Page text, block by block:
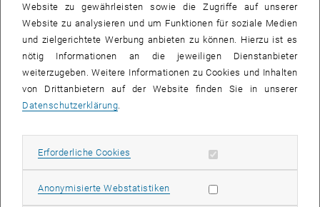
>>Übernehmen Sie Führung bei digitale Transformationsprozessen
und führen Sie Ihre Organisation zuoperativer Exzellenz
Wann? Dienstag 1. September 2026 von 16:30 bis 17:30 Uhr MESZ
Wo? Online, via ZOOM
Wie? Session in English, bitte melden Sie sich hier kostenlos an, um
KALENDEREINTRAG
Website zu gewährleisten sowie die Zugriffe auf unserer
Website zu analysieren und um Funktionen für soziale Medien
und zielgerichtete Werbung anbieten zu können. Hierzu ist es
nötig Informationen an die jeweiligen Dienstanbieter
weiterzugeben. Weitere Informationen zu Cookies und Inhalten
von Drittanbietern auf der Website finden Sie in unserer
Datenschutzerklärung
Erforderliche Cookies Erforderliche Cookies zulassen
Anonymisierte WebstatistikenStatistik Cookies zulassen